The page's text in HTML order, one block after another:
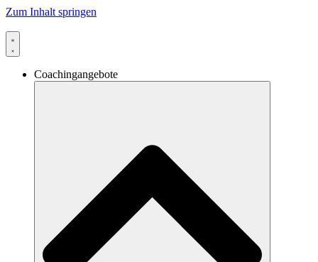
Zum Inhalt springen
Coachingangebote